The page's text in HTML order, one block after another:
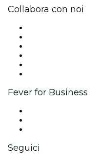
Collabora con noi
Fever for Business
Seguici